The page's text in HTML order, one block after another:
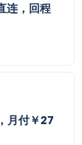
连，回程
月付￥27